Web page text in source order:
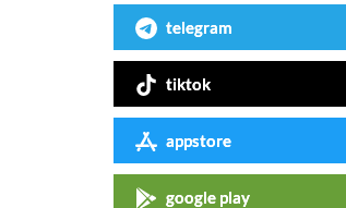
telegram
tiktok
appstore
google play